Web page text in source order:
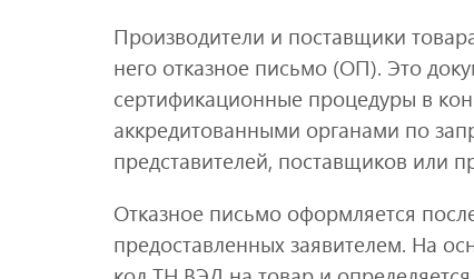
Производители и поставщики
него отказное письмо (ОП). Это
сертификационные процедуры в
аккредитованными органами по
представителей, поставщиков или
Отказное письмо оформляется
предоставленных заявителем. На